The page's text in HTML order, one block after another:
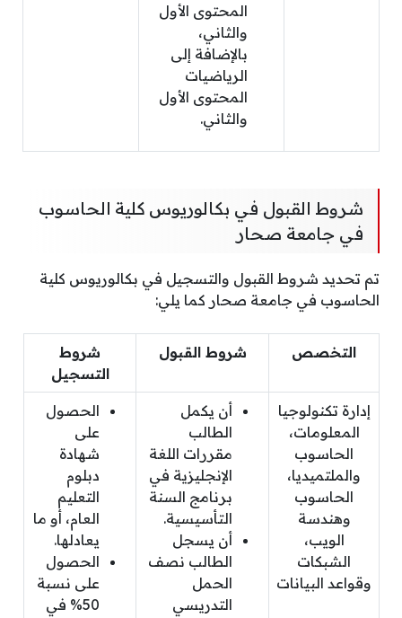
المحتوى الأول
والثاني،
بالإضافة إلى
الرياضيات
المحتوى الأول
والثاني.
شروط القبول في بكالوريوس كلية الحاسوب
في جامعة صحار
تم تحديد شروط القبول والتسجيل في بكالوريوس كلية
الحاسوب في جامعة صحار كما يلي:
التخصص شروط القبول
شروط
التسجيل
إدارة تكنولوجيا
المعلومات،
الحاسوب
والملتميديا،
الحاسوب
وهندسة
الويب،
الشبكات
وقواعد البيانات
أن يكمل
الطالب
مقررات اللغة
الإنجليزية في
برنامج السنة
التأسيسية.
أن يسجل
الطالب نصف
الحمل
التدريسي
الحصول
على
شهادة
دبلوم
التعليم
العام، أو ما
يعادلها.
الحصول
على نسبة
50% في